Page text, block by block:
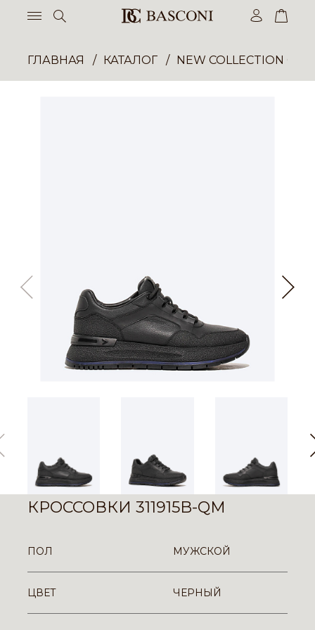
ГЛАВНАЯ КАТАЛОГ NEW COLLECTION
КРОССОВКИ 311915B-QM
ПОЛ МУЖСКОЙ
ЦВЕТ ЧЕРНЫЙ